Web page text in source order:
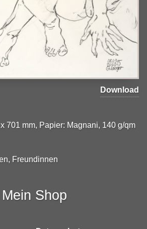
Download
701 mm, Papier: Magnani, 140 g/qm
Freundinnen
Mein Shop